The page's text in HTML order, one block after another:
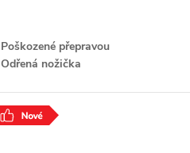
Poškozené přepravou
Odřená nožička